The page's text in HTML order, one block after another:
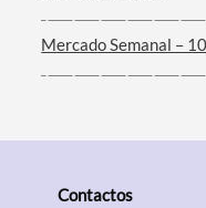
Filtros
Mercado Semanal –
Contactos